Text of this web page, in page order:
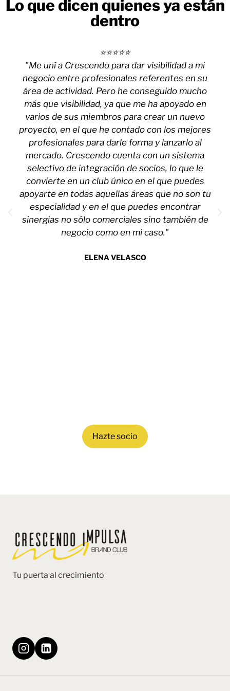
Lo que dicen quienes ya están
dentro
⭐⭐⭐⭐⭐
"Me uní a Crescendo para dar visibilidad a mi
negocio entre profesionales referentes en su
área de actividad. Pero he conseguido mucho
más que visibilidad, ya que me ha apoyado en
varios de sus miembros para crear un nuevo
proyecto, en el que he contado con los mejores
profesionales para darle forma y lanzarlo al
mercado. Crescendo cuenta con un sistema
selectivo de integración de socios, lo que le
convierte en un club único en el que puedes
apoyarte en todas aquellas áreas que no son tu
especialidad y en el que puedes encontrar
sinergias no sólo comerciales sino también de
negocio como en mi caso."
ELENA VELASCO
Hazte socio
Tu puerta al crecimiento